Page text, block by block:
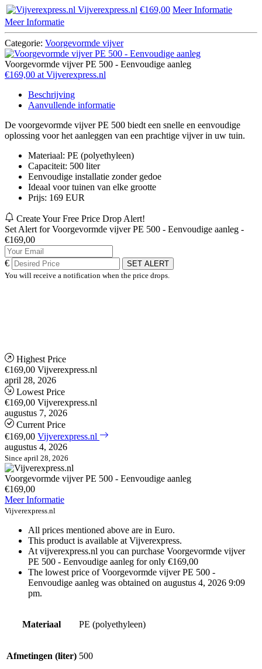
Vijverexpress.nl €169,00 Meer Informatie
Meer Informatie
Categorie: Voorgevormde vijver
Voorgevormde vijver PE 500 - Eenvoudige aanleg
€169,00 at Vijverexpress.nl
Beschrijving
Aanvullende informatie
De voorgevormde vijver PE 500 biedt een snelle en eenvoudige
oplossing voor het aanleggen van een prachtige vijver in uw tuin.
Materiaal: PE (polyethyleen)
Capaciteit: 500 liter
Eenvoudige installatie zonder gedoe
Ideaal voor tuinen van elke grootte
Prijs: 169 EUR
Create Your Free Price Drop Alert!
Set Alert for Voorgevormde vijver PE 500 - Eenvoudige aanleg -
€169,00
€
SET ALERT
You will receive a notification when the price drops.
Highest Price
€169,00 Vijverexpress.nl
april 28, 2026
Lowest Price
€169,00 Vijverexpress.nl
augustus 7, 2026
Current Price
€169,00 Vijverexpress.nl
augustus 4, 2026
Since april 28, 2026
Voorgevormde vijver PE 500 - Eenvoudige aanleg
€169,00
Meer Informatie
Vijverexpress.nl
All prices mentioned above are in Euro.
This product is available at Vijverexpress.
At vijverexpress.nl you can purchase Voorgevormde vijver
PE 500 - Eenvoudige aanleg for only €169,00
The lowest price of Voorgevormde vijver PE 500 -
Eenvoudige aanleg was obtained on augustus 4, 2026 9:09
pm.
Materiaal PE (polyethyleen)
Afmetingen (liter) 500